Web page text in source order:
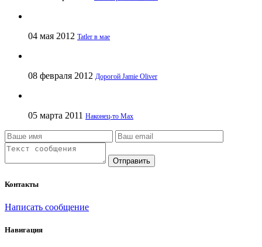
04 мая 2012 Tatler в мае
08 февраля 2012 Дорогой Jamie Oliver
05 марта 2011 Наконец-то Max
Отправить
Контакты
Написать сообщение
Навигация